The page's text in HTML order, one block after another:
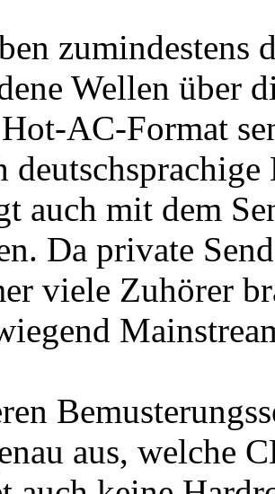
zumindestens
Wellen über
AC-Format
auch mit dem
Da private
viele Zuhörer
aus, welche